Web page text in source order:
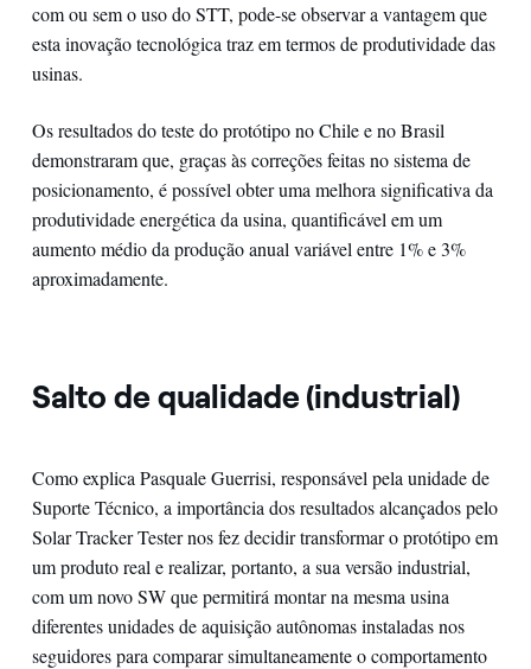
com ou sem o uso do STT, pode-se observar a vantagem que
esta inovação tecnológica traz em termos de produtividade das
usinas.
Os resultados do teste do protótipo no Chile e no Brasil
demonstraram que, graças às correções feitas no sistema de
posicionamento, é possível obter uma melhora significativa da
produtividade energética da usina, quantificável em um
aumento médio da produção anual variável entre 1% e 3%
aproximadamente.
Salto de qualidade (industrial)
Como explica Pasquale Guerrisi, responsável pela unidade de
Suporte Técnico, a importância dos resultados alcançados pelo
Solar Tracker Tester nos fez decidir transformar o protótipo em
um produto real e realizar, portanto, a sua versão industrial,
com um novo SW que permitirá montar na mesma usina
diferentes unidades de aquisição autônomas instaladas nos
seguidores para comparar simultaneamente o comportamento